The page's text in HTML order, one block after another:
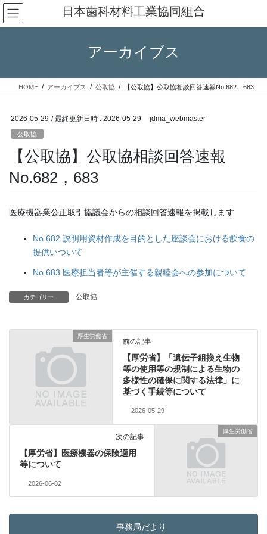
コ
ン
テ
ス
ナ
ビ
ゲ
ン
日本歯科材料工業協同組合
アーカイブス
HOME アーカイブス 公取協 【公取協】公取協相談回答速報No.682，683
2026-05-29 / 最終更新日時 : 2026-05-29 jdma_webmaster
公取協
【公取協】公取協相談回答速報
No.682，683
医療機器業公正取引協議会からの相談回答速報を掲載します
No.682 説明用資材作成を目的とした座談会における飲食の
提供いついて
No.683 医療担当者等が主催する親睦会への参加について
カテゴリー 公取協
厚生労働省
前の記事
【厚労省】「遺伝子組換え生物
等の使用等の規制による生物の
多様性の確保に関する法律」に
基づく手続等について
2026-05-29
厚生労働省
次の記事
【厚労省】医療機器の保険適用
等について
2026-06-02
事務局だより